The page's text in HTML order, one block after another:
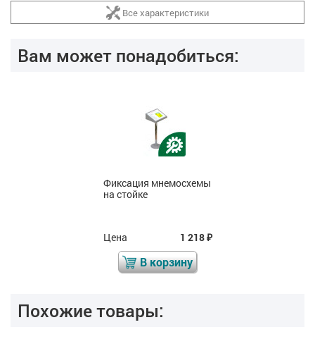
Все характеристики
Вам может понадобиться:
Фиксация мнемосхемы
на стойке
Цена 1 218₽
В корзину
Похожие товары: